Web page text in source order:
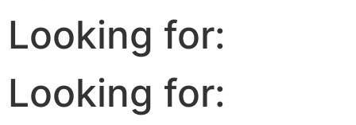
Looking for:
Looking for: